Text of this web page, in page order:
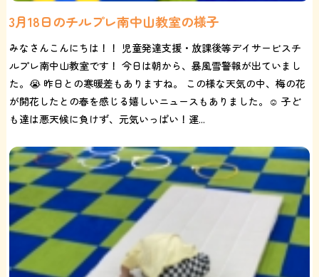
3月18日のチルプレ南中山教室の様子
みなさんこんにちは！！ 児童発達支援・放課後等デイサービスチ
ルプレ南中山教室です！ 今日は朝から、暴風雪警報が出ていまし
た。😭 昨日との寒暖差もありますね。 この様な天気の中、梅の花
が開花したとの春を感じる嬉しいニュースもありました。☺️ 子ど
も達は悪天候に負けず、元気いっぱい！運...